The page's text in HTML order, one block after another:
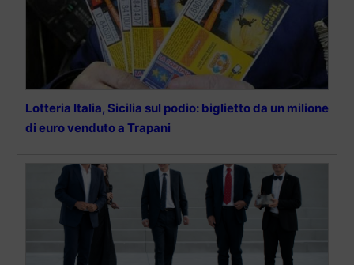
Lotteria Italia, Sicilia sul podio: biglietto da un milione
di euro venduto a Trapani